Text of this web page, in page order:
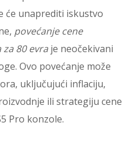
će unaprediti iskustvo
povećanje cene
80 evra je neočekivani
Ovo povećanje može
uključujući inflaciju,
ili strategiju cene
Pro konzole.